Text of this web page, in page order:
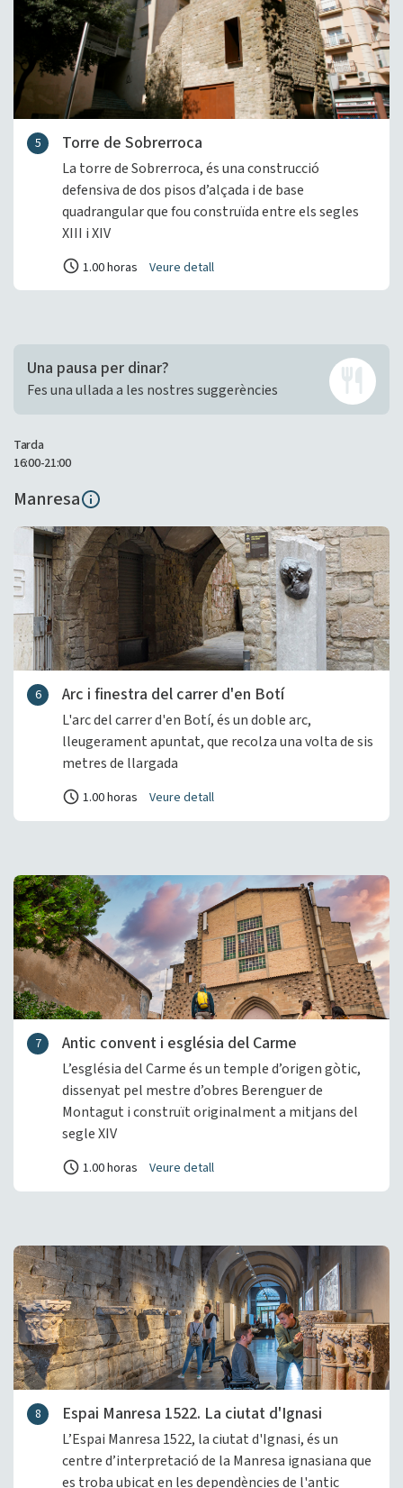
5 Torre de Sobrerroca
La torre de Sobrerroca, és una construcció
defensiva de dos pisos d’alçada i de base
quadrangular que fou construïda entre els segles
XIII i XIV
1.00 horas Veure detall
Una pausa per dinar?
Fes una ullada a les nostres suggerències
Tarda
16:00-21:00
Manresa
6 Arc i finestra del carrer d'en Botí
L'arc del carrer d'en Botí, és un doble arc,
lleugerament apuntat, que recolza una volta de sis
metres de llargada
1.00 horas Veure detall
7 Antic convent i església del Carme
L’església del Carme és un temple d’origen gòtic,
dissenyat pel mestre d’obres Berenguer de
Montagut i construït originalment a mitjans del
segle XIV
1.00 horas Veure detall
8 Espai Manresa 1522. La ciutat d'Ignasi
L’Espai Manresa 1522, la ciutat d'Ignasi, és un
centre d’interpretació de la Manresa ignasiana que
es troba ubicat en les dependències de l'antic